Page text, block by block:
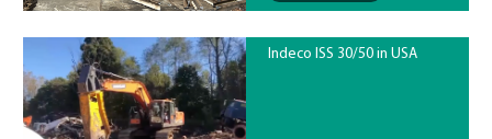
Indeco ISS 30/50 in USA